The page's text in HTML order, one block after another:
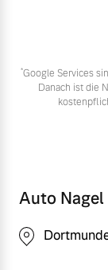
*Google Services
Danach ist die
Auto Nagel